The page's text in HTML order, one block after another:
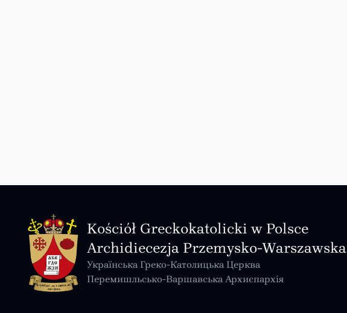
Kościół Greckokatolicki w Polsce
Archidiecezja Przemysko-Warszawska
Українська Греко-Католицька Церква
Перемишльсько-Варшавська Архиєпархія